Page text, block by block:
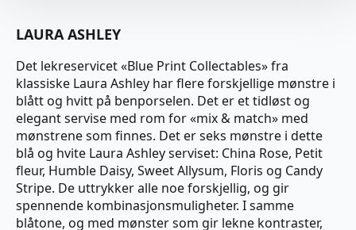
LAURA ASHLEY
Det lekreservicet «Blue Print Collectables» fra
klassiske Laura Ashley har flere forskjellige mønstre i
blått og hvitt på benporselen. Det er et tidløst og
elegant servise med rom for «mix & match» med
mønstrene som finnes. Det er seks mønstre i dette
blå og hvite Laura Ashley serviset: China Rose, Petit
fleur, Humble Daisy, Sweet Allysum, Floris og Candy
Stripe. De uttrykker alle noe forskjellig, og gir
spennende kombinasjonsmuligheter. I samme
blåtone, og med mønster som gir lekne kontraster,